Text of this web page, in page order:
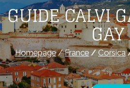
GUIDE CALVI
GAY
Homepage/France/Corsica